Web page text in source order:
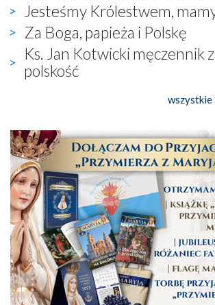
Jesteśmy Królestwem,
Za Boga, papieża i Polskę
Ks. Jan Kotwicki męczennik
polskość
wszystkie